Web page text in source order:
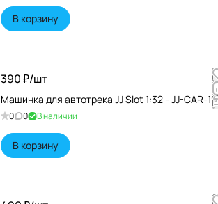
В корзину
390 ₽/шт
Машинка для автотрека JJ Slot 1:32 - JJ-CAR-19
0 0 В наличии
В корзину